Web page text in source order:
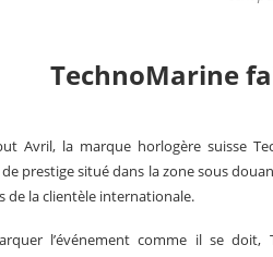
TechnoMarine
Avril, la marque horlogère suisse
de prestige situé dans la zone sous
de la clientèle internationale.
l’événement comme il se doit,